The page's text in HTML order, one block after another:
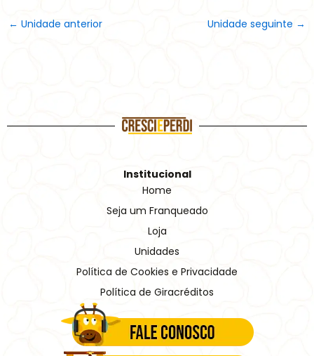
← Unidade anterior Unidade seguinte →
Institucional
Home
Seja um Franqueado
Loja
Unidades
Política de Cookies e Privacidade
Política de Giracréditos